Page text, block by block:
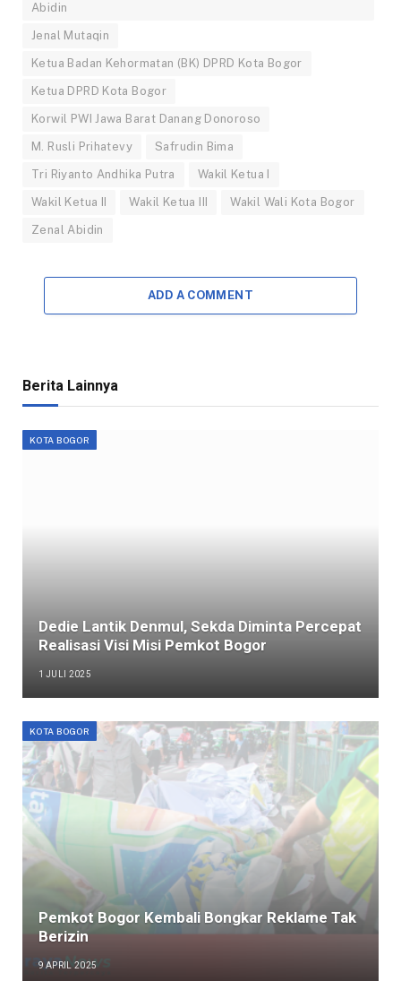
Abidin
Jenal Mutaqin
Ketua Badan Kehormatan (BK) DPRD Kota Bogor
Ketua DPRD Kota Bogor
Korwil PWI Jawa Barat Danang Donoroso
M. Rusli Prihatevy Safrudin Bima
Tri Riyanto Andhika Putra Wakil Ketua I
Wakil Ketua II Wakil Ketua III Wakil Wali Kota Bogor
Zenal Abidin
ADD A COMMENT
Berita Lainnya
KOTA BOGOR
Dedie Lantik Denmul, Sekda Diminta Percepat
Realisasi Visi Misi Pemkot Bogor
1 JULI 2025
KOTA BOGOR
Pemkot Bogor Kembali Bongkar Reklame Tak
Berizin
9 APRIL 2025